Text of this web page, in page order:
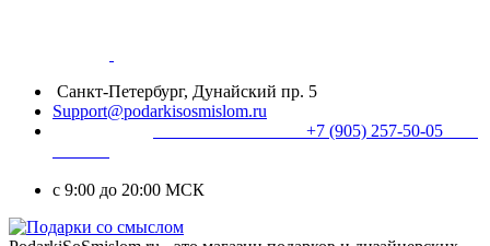
Санкт-Петербург, Дунайский пр. 5
Support@podarkisosmislom.ru
+7 (905) 257-50-05
с 9:00 до 20:00 МСК